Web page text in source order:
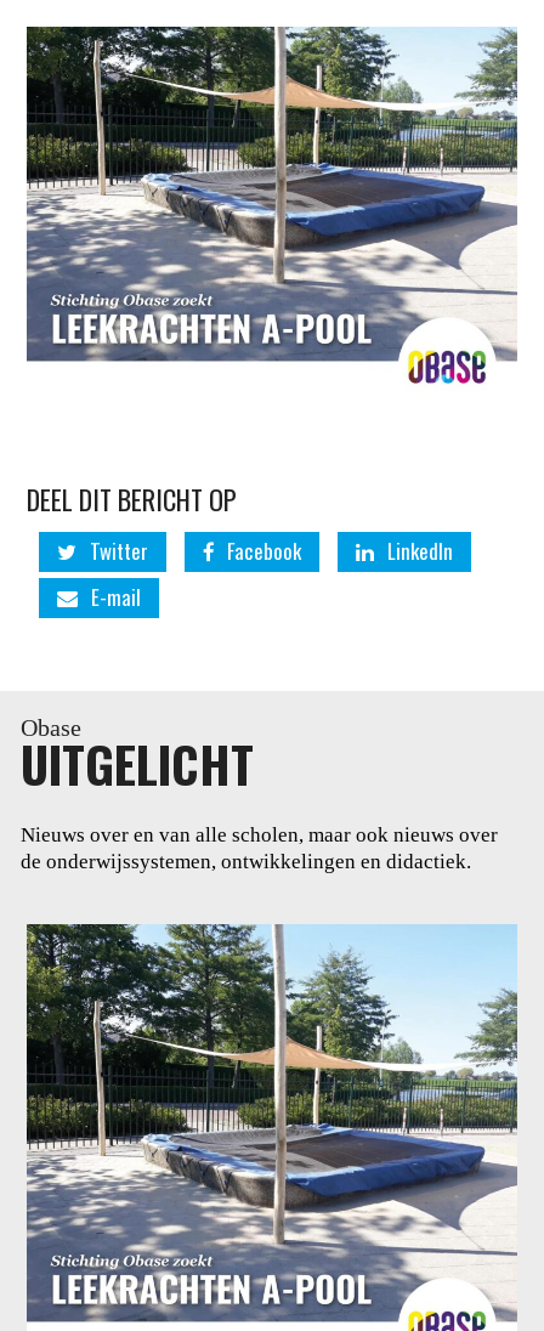
DEEL DIT BERICHT OP
Twitter Facebook
LinkedIn
E-mail
Obase
UITGELICHT
Nieuws over en van alle scholen, maar ook nieuws over
de onderwijssystemen, ontwikkelingen en didactiek.